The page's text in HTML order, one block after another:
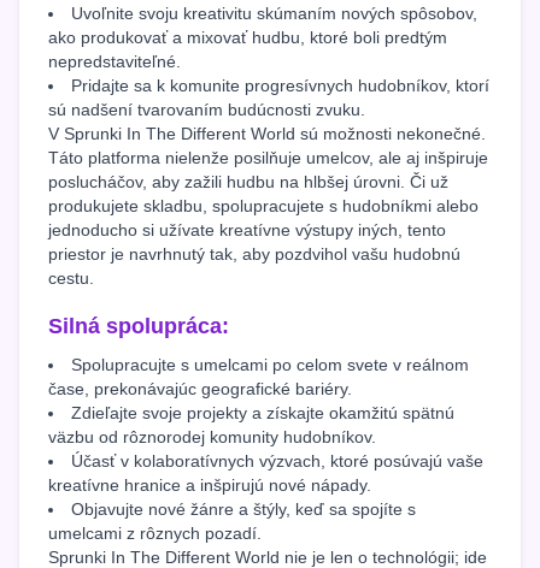
Uvoľnite svoju kreativitu skúmaním nových spôsobov,
ako produkovať a mixovať hudbu, ktoré boli predtým
nepredstaviteľné.
Pridajte sa k komunite progresívnych hudobníkov, ktorí
sú nadšení tvarovaním budúcnosti zvuku.
V Sprunki In The Different World sú možnosti nekonečné.
Táto platforma nielenže posilňuje umelcov, ale aj inšpiruje
poslucháčov, aby zažili hudbu na hlbšej úrovni. Či už
produkujete skladbu, spolupracujete s hudobníkmi alebo
jednoducho si užívate kreatívne výstupy iných, tento
priestor je navrhnutý tak, aby pozdvihol vašu hudobnú
cestu.
Silná spolupráca:
Spolupracujte s umelcami po celom svete v reálnom
čase, prekonávajúc geografické bariéry.
Zdieľajte svoje projekty a získajte okamžitú spätnú
väzbu od rôznorodej komunity hudobníkov.
Účasť v kolaboratívnych výzvach, ktoré posúvajú vaše
kreatívne hranice a inšpirujú nové nápady.
Objavujte nové žánre a štýly, keď sa spojíte s
umelcami z rôznych pozadí.
Sprunki In The Different World nie je len o technológii; ide